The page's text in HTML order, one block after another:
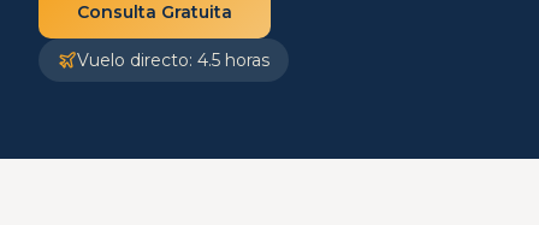
Consulta Gratuita
Vuelo directo: 4.5 horas